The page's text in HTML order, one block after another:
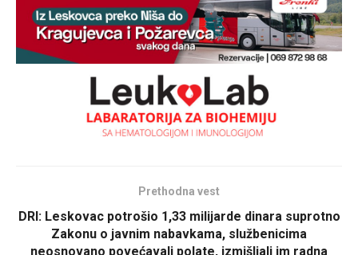
Prethodna vest
DRI: Leskovac potrošio 1,33 milijarde dinara suprotno
Zakonu o javnim nabavkama, službenicima
neosnovano povećavali polate, izmišljali im radna